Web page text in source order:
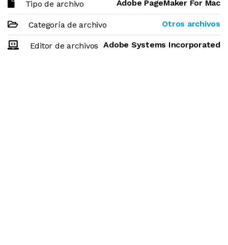
Tipo de archivo Adobe PageMaker For Mac
Categoría de archivo Otros archivos
Editor de archivos Adobe Systems Incorporated